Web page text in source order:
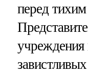
перед
учреждения